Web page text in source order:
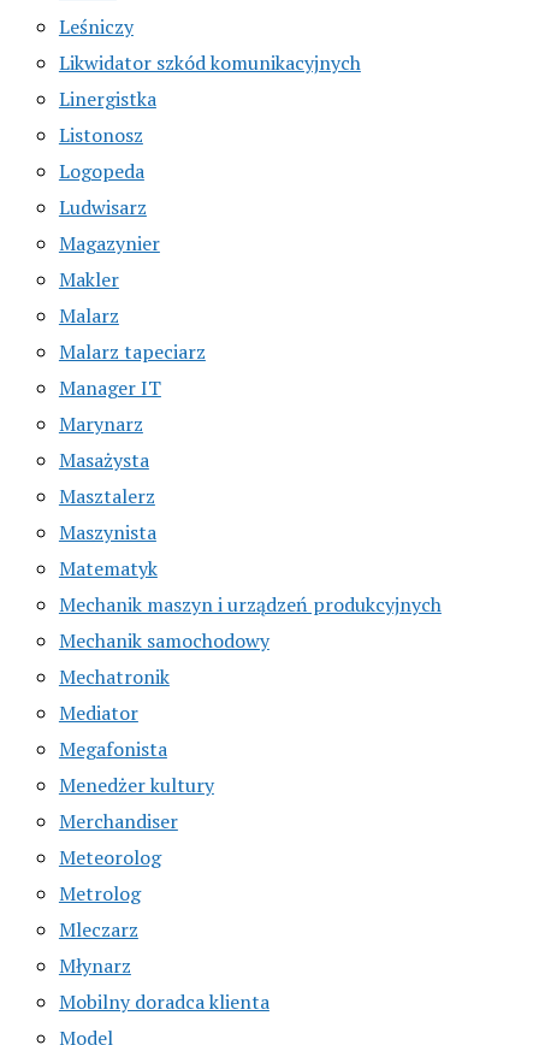
Leśniczy
Likwidator szkód komunikacyjnych
Linergistka
Listonosz
Logopeda
Ludwisarz
Magazynier
Makler
Malarz
Malarz tapeciarz
Manager IT
Marynarz
Masażysta
Masztalerz
Maszynista
Matematyk
Mechanik maszyn i urządzeń produkcyjnych
Mechanik samochodowy
Mechatronik
Mediator
Megafonista
Menedżer kultury
Merchandiser
Meteorolog
Metrolog
Mleczarz
Młynarz
Mobilny doradca klienta
Model